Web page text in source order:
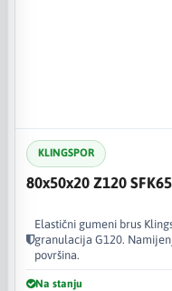
KLINGSPOR
80x50x20 Z120
Elastični gumeni brus
granulacija G120.
površina.
Na stanju